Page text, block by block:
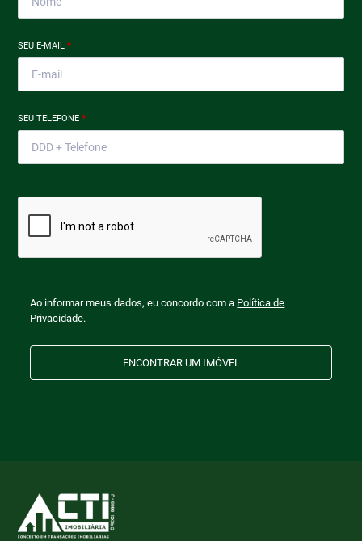
SEU E-MAIL*
SEU TELEFONE*
Ao informar meus dados, eu concordo com a Política de
Privacidade.
ENCONTRAR UM IMÓVEL